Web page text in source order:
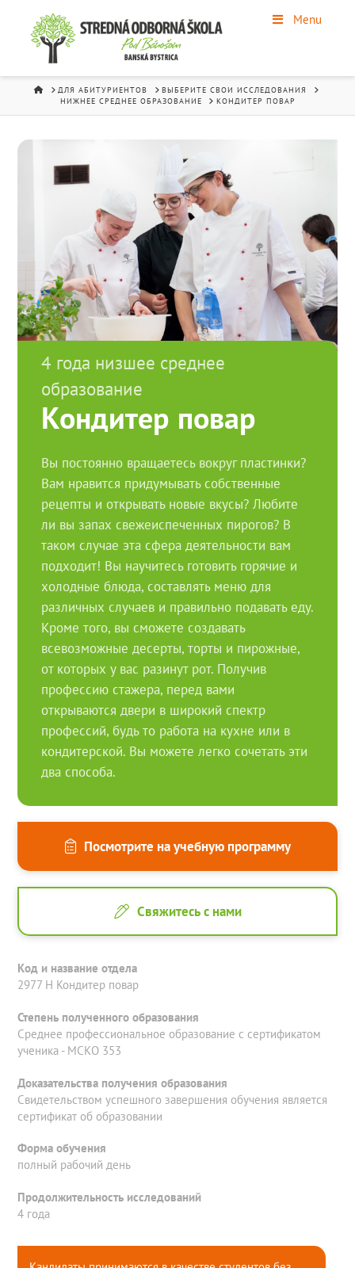
Menu
HOMEДЛЯ АБИТУРИЕНТОВ
ВЫБЕРИТЕ СВОИ ИССЛЕДОВАНИЯ
НИЖНЕЕ СРЕДНЕЕ ОБРАЗОВАНИЕ
КОНДИТЕР ПОВАР
4 года низшее среднее
образование
Кондитер повар
Вы постоянно вращаетесь вокруг пластинки?
Вам нравится придумывать собственные
рецепты и открывать новые вкусы? Любите
ли вы запах свежеиспеченных пирогов? В
таком случае эта сфера деятельности вам
подходит! Вы научитесь готовить горячие и
холодные блюда, составлять меню для
различных случаев и правильно подавать еду.
Кроме того, вы сможете создавать
всевозможные десерты, торты и пирожные,
от которых у вас разинут рот. Получив
профессию стажера, перед вами
открываются двери в широкий спектр
профессий, будь то работа на кухне или в
кондитерской. Вы можете легко сочетать эти
два способа.
Посмотрите на учебную программу
Свяжитесь с нами
Код и название отдела
2977 H Кондитер повар
Степень полученного образования
Среднее профессиональное образование с сертификатом
ученика - МСКО 353
Доказательства получения образования
Свидетельством успешного завершения обучения является
сертификат об образовании
Форма обучения
полный рабочий день
Продолжительность исследований
4 года